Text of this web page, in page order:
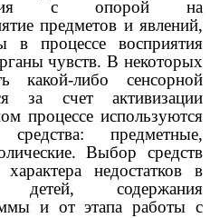
с опорой на
предметов и явлений,
процессе восприятия
чувств. В некоторых
какой-либо сенсорной
за счет активизации
процессе используются
предметные,
Выбор средств
недостатков в
детей, содержания
и от этапа работы с